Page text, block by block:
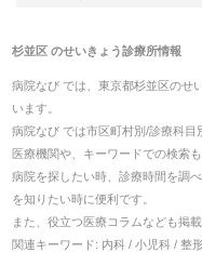
杉並区 のせいきょう診療所情報
病院なび では、 東京都杉並区のせ
います。
病院なび では市区町村別/診療科
医療機関や、キーワードでの検索も
病院を探したい時、診療時間を調
を知りたい時に便利です。
また、役立つ医療コラムなども掲
関連キーワード: 内科 / 小児科 / 整